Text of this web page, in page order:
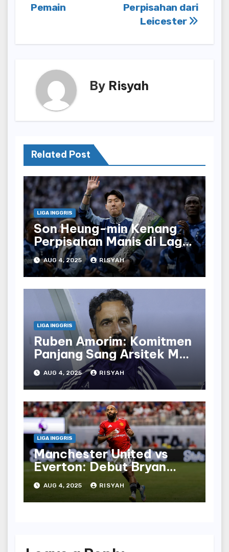
Perpisahan dari
Leicester
Pemain
By Risyah
Related Post
LIGA INGGRIS
Son Heung-min Kenang
Perpisahan Manis di Laga
Terakhir Bersama
Tottenham
AUG 4, 2025 RISYAH
LIGA INGGRIS
Ruben Amorim: Komitmen
Panjang Sang Arsitek Man
United
AUG 4, 2025 RISYAH
LIGA INGGRIS
Manchester United vs
Everton: Debut Bryan
Mbeumo untuk Red Devils
Menghadapi Toffees
AUG 4, 2025 RISYAH